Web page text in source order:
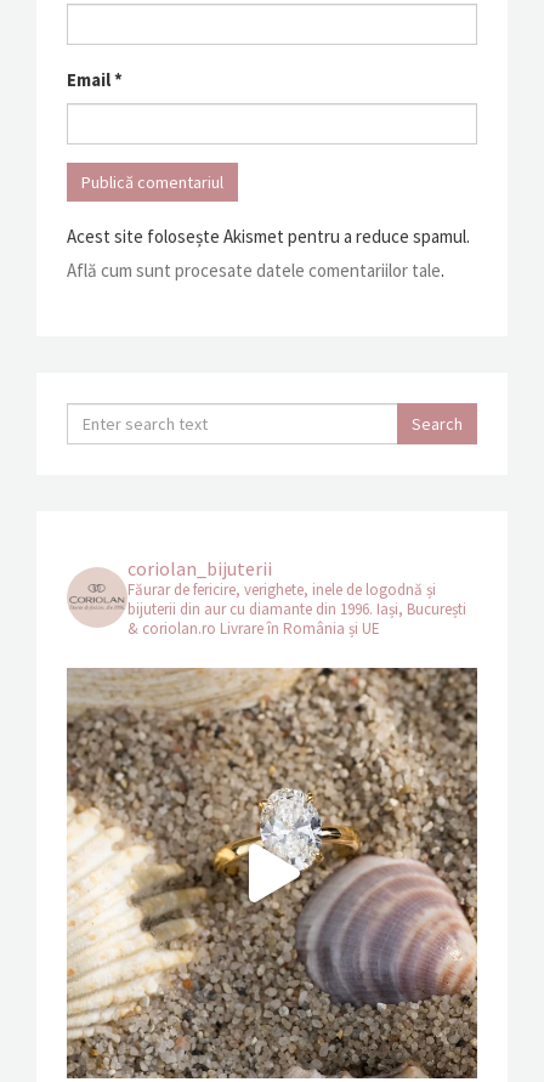
Email*
Acest site folosește Akismet pentru a reduce spamul.
Află cum sunt procesate datele comentariilor tale.
coriolan_bijuterii
Făurar de fericire, verighete, inele de logodnă și
bijuterii din aur cu diamante din 1996. Iași, București
& coriolan.ro Livrare în România și UE